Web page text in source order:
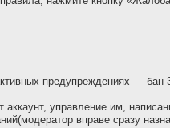
предупреждениях —
управление им,
вправе сразу